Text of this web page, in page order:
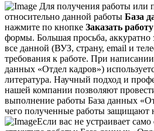
Для получения работы или
относительно данной работы База
нажмите по кнопке Заказать работу
формы. Большая просьба, аккуратно
все данной (ВУЗ, страну, email и
требования к работе. При
данных «Отдел кадров»)
литература. Научный подход и
нашей компании позволяют
выполнение работы База данных
чего полученные работы защищают
Если вас не устраивает